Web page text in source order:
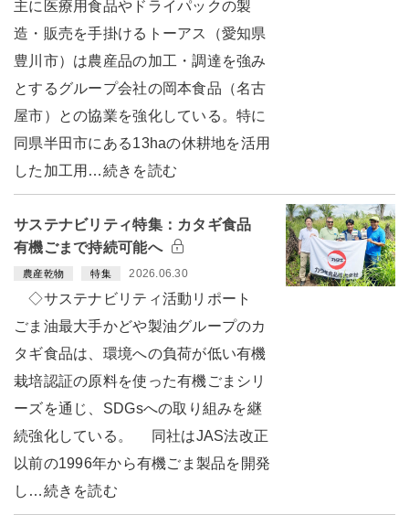
主に医療用食品やドライパックの製
造・販売を手掛けるトーアス（愛知県
豊川市）は農産品の加工・調達を強み
とするグループ会社の岡本食品（名古
屋市）との協業を強化している。特に
同県半田市にある13haの休耕地を活用
した加工用…続きを読む
サステナビリティ特集：カタギ食品
有機ごまで持続可能へ
農産乾物 特集 2026.06.30
◇サステナビリティ活動リポート
ごま油最大手かどや製油グループのカ
タギ食品は、環境への負荷が低い有機
栽培認証の原料を使った有機ごまシリ
ーズを通じ、SDGsへの取り組みを継
続強化している。 同社はJAS法改正
以前の1996年から有機ごま製品を開発
し…続きを読む